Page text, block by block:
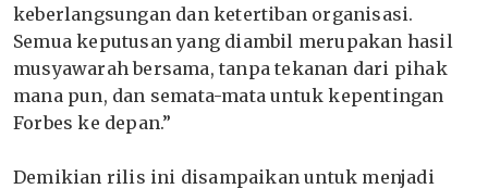
keberlangsungan dan ketertiban organisasi.
Semua keputusan yang diambil merupakan hasil
musyawarah bersama, tanpa tekanan dari pihak
mana pun, dan semata-mata untuk kepentingan
Forbes ke depan.”
‎Demikian rilis ini disampaikan untuk menjadi